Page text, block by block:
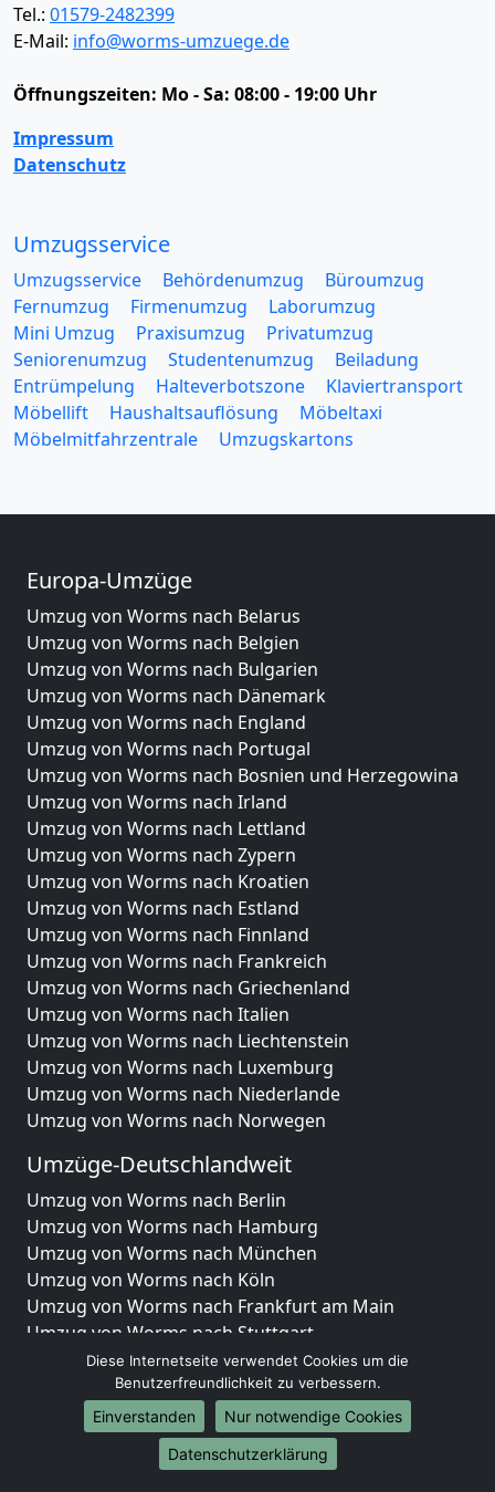
Tel.: 01579-2482399
E-Mail: info@worms-umzuege.de
Öffnungszeiten: Mo - Sa: 08:00 - 19:00 Uhr
Impressum
Datenschutz
Umzugsservice
Umzugsservice Behördenumzug
Büroumzug
Fernumzug
Firmenumzug
Laborumzug
Mini Umzug
Praxisumzug
Privatumzug
Seniorenumzug
Studentenumzug
Beiladung
Entrümpelung
Halteverbotszone
Klaviertransport
Möbellift
Haushaltsauflösung
Möbeltaxi
Möbelmitfahrzentrale
Umzugskartons
Europa-Umzüge
Umzug von Worms nach Belarus
Umzug von Worms nach Belgien
Umzug von Worms nach Bulgarien
Umzug von Worms nach Dänemark
Umzug von Worms nach England
Umzug von Worms nach Portugal
Umzug von Worms nach Bosnien und Herzegowina
Umzug von Worms nach Irland
Umzug von Worms nach Lettland
Umzug von Worms nach Zypern
Umzug von Worms nach Kroatien
Umzug von Worms nach Estland
Umzug von Worms nach Finnland
Umzug von Worms nach Frankreich
Umzug von Worms nach Griechenland
Umzug von Worms nach Italien
Umzug von Worms nach Liechtenstein
Umzug von Worms nach Luxemburg
Umzug von Worms nach Niederlande
Umzug von Worms nach Norwegen
Umzüge-Deutschlandweit
Umzug von Worms nach Berlin
Umzug von Worms nach Hamburg
Umzug von Worms nach München
Umzug von Worms nach Köln
Umzug von Worms nach Frankfurt am Main
Umzug von Worms nach Stuttgart
Umzug von Worms nach Düsseldorf
Umzug von Worms nach Leipzig
Umzug von Worms nach Dortmund
Umzug von Worms nach Essen
Umzug von Worms nach Bremen
Diese Internetseite verwendet Cookies um die
Benutzerfreundlichkeit zu verbessern.
Einverstanden
Nur notwendige Cookies
Datenschutzerklärung